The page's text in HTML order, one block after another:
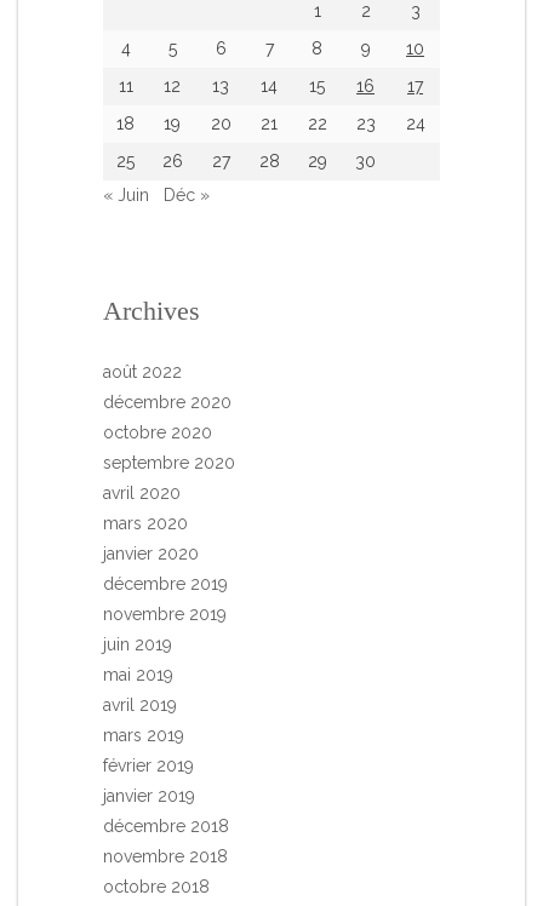
1
2
3
4
5 6 7 8 9
10
11
12 13 14 15 16
17
18
19 20 21 22 23
24
25
26 27 28 29
30
« Juin
Déc »
Archives
août 2022
décembre 2020
octobre 2020
septembre 2020
avril 2020
mars 2020
janvier 2020
décembre 2019
novembre 2019
juin 2019
mai 2019
avril 2019
mars 2019
février 2019
janvier 2019
décembre 2018
novembre 2018
octobre 2018